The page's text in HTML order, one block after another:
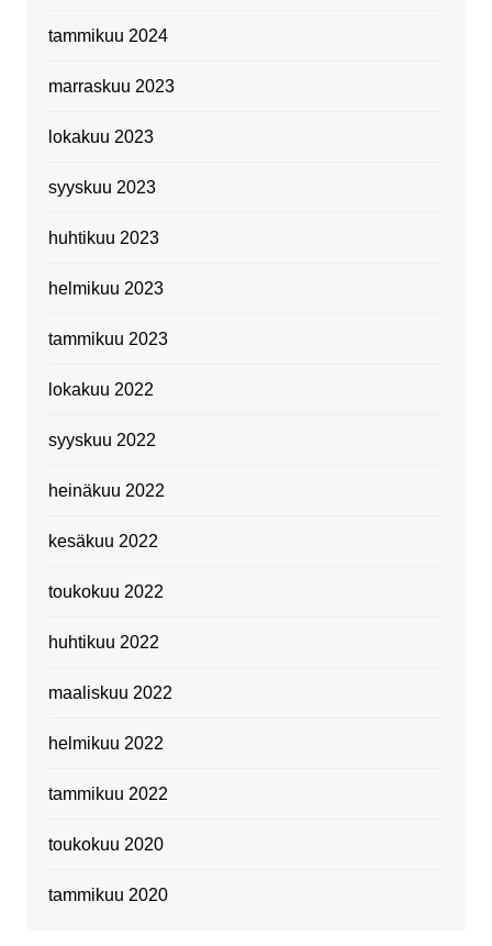
tammikuu 2024
marraskuu 2023
lokakuu 2023
syyskuu 2023
huhtikuu 2023
helmikuu 2023
tammikuu 2023
lokakuu 2022
syyskuu 2022
heinäkuu 2022
kesäkuu 2022
toukokuu 2022
huhtikuu 2022
maaliskuu 2022
helmikuu 2022
tammikuu 2022
toukokuu 2020
tammikuu 2020